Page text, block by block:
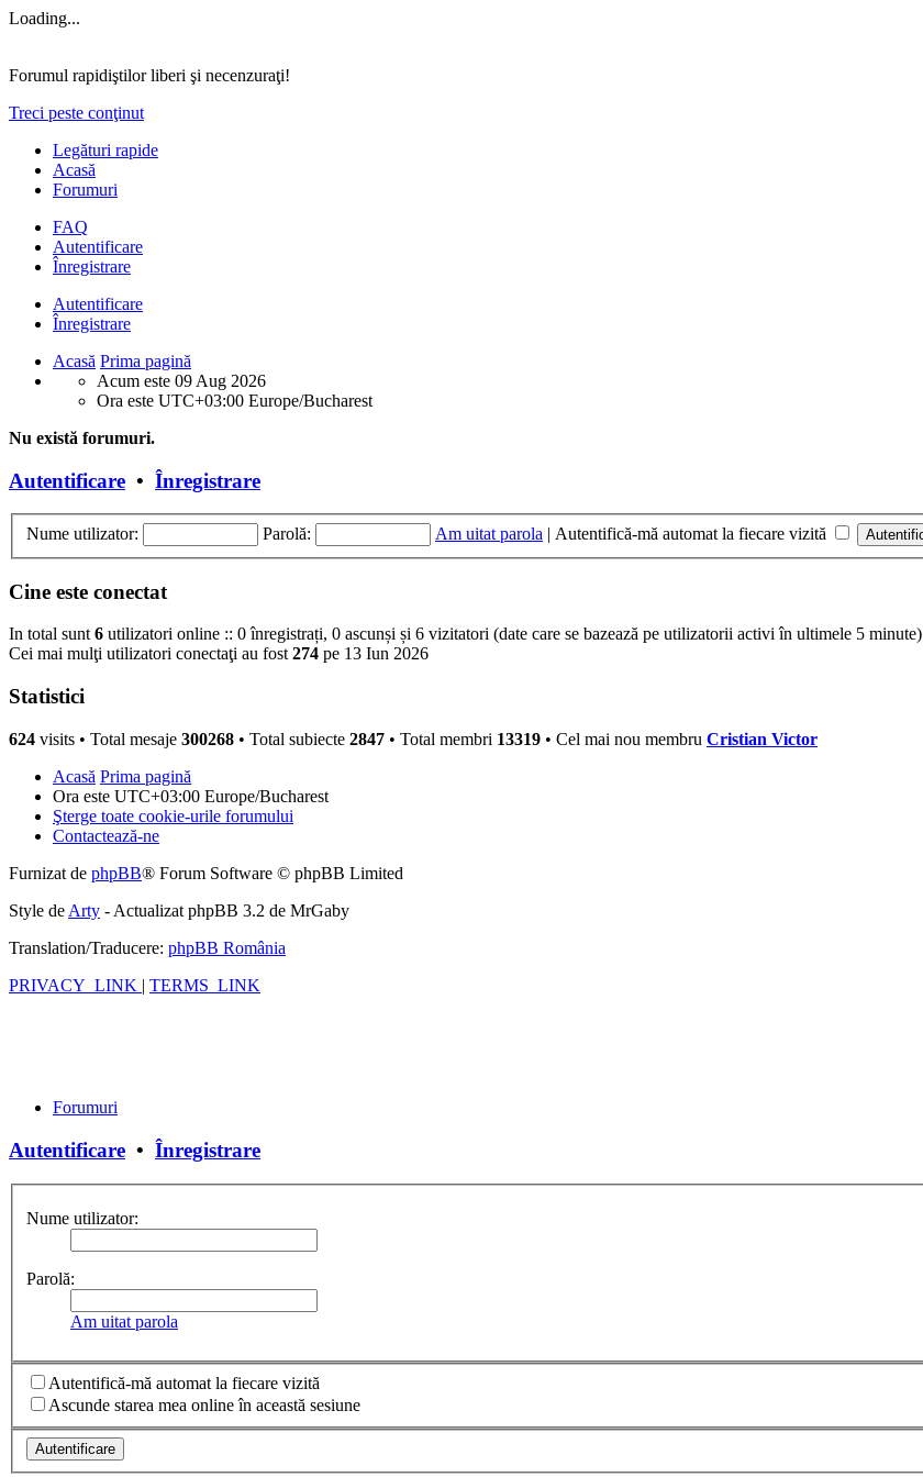
Loading...
Forumul rapidiştilor liberi şi necenzuraţi!
Treci peste conţinut
Legături rapide
Acasă
Forumuri
FAQ
Autentificare
Înregistrare
Autentificare
Înregistrare
Acasă Prima pagină
Acum este 09 Aug 2026
Ora este UTC+03:00 Europe/Bucharest
Nu există forumuri.
Autentificare • Înregistrare
Nume utilizator: Parolă: Am uitat parola | Autentifică-mă automat la fiecare vizită
Cine este conectat
In total sunt6 utilizatori online :: 0 înregistrați, 0 ascunși și 6 vizitatori (date care se bazează pe utilizatorii activi în ultimele 5 minute)
Cei mai mulţi utilizatori conectaţi au fost274 pe 13 Iun 2026
Statistici
624 visits • Total mesaje 300268 • Total subiecte 2847 • Total membri 13319 • Cel mai nou membru Cristian Victor
Acasă Prima pagină
Ora este UTC+03:00 Europe/Bucharest
Şterge toate cookie-urile forumului
Contactează-ne
Furnizat de phpBB® Forum Software © phpBB Limited
Style de Arty - Actualizat phpBB 3.2 de MrGaby
Translation/Traducere: phpBB România
PRIVACY_LINK | TERMS_LINK
Forumuri
Autentificare • Înregistrare
Nume utilizator:
Parolă:
Am uitat parola
Autentifică-mă automat la fiecare vizită
Ascunde starea mea online în această sesiune